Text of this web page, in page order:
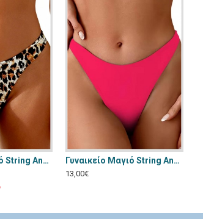
Γυναικείο Μαγιό String Annamu Λεοπαρ A-1157 Γυναικείο Μαγιό String Annamu Καρπουζί A-1158
13,00€